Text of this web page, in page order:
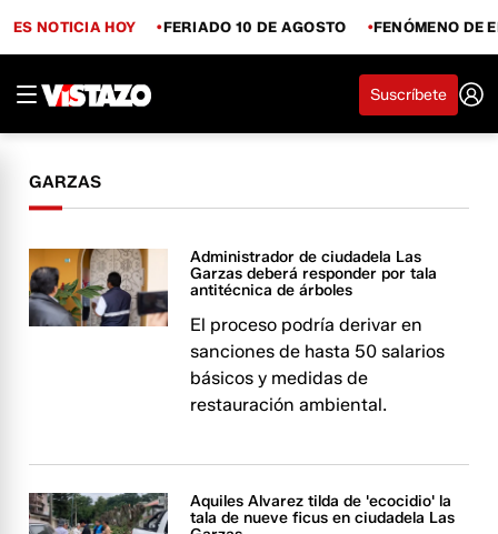
ES NOTICIA HOY FERIADO 10 DE AGOSTO FENÓMENO DE
Suscríbete
GARZAS
Administrador de ciudadela Las
Garzas deberá responder por tala
antitécnica de árboles
El proceso podría derivar en
sanciones de hasta 50 salarios
básicos y medidas de
restauración ambiental.
Aquiles Alvarez tilda de 'ecocidio' la
tala de nueve ficus en ciudadela Las